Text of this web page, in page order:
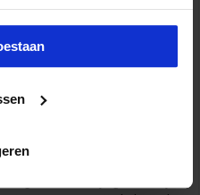
typen collega’s en
meedenkend op je over en de